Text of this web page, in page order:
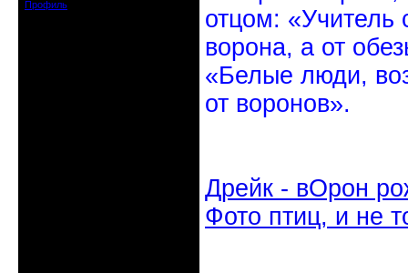
Профиль
отцом: «Учитель
ворона, а от
«Белые люди,
от воронов».
Дрейк - вОрон
Фото птиц, и не